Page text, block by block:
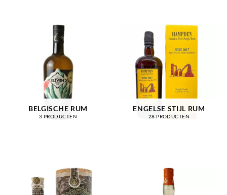
BELGISCHE RUM
3 PRODUCTEN
ENGELSE STIJL RUM
28 PRODUCTEN